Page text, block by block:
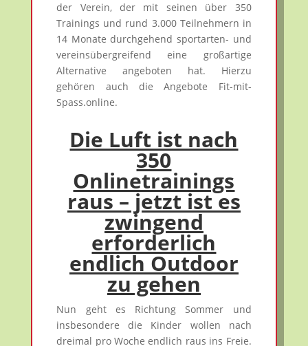
der Verein, der mit seinen über 350
Trainings und rund 3.000 Teilnehmern in
14 Monate durchgehend sportarten- und
vereinsübergreifend eine großartige
Alternative angeboten hat. Hierzu
gehören auch die Angebote Fit-mit-
Spass.online.
Die Luft ist nach
350
Onlinetrainings
raus – jetzt ist es
zwingend
erforderlich
endlich Outdoor
zu gehen
Nun geht es Richtung Sommer und
insbesondere die Kinder wollen nach
dreimal pro Woche endlich raus ins Freie.